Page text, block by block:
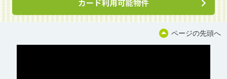
ページの先頭へ